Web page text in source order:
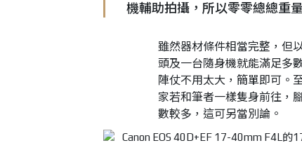
機輔助拍攝，所以零零總總重
雖然器材條件相當完整，但
頭及一台隨身機就能滿足多
陣仗不用太大，簡單即可。
家若和筆者一樣隻身前往，
數較多，這可另當別論。